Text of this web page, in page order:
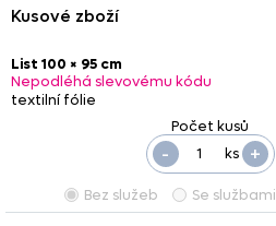
Kusové zboží
List 100 × 95 cm
Nepodléhá slevovému kódu
textilní fólie
ks +
-
Bez služeb Se službami